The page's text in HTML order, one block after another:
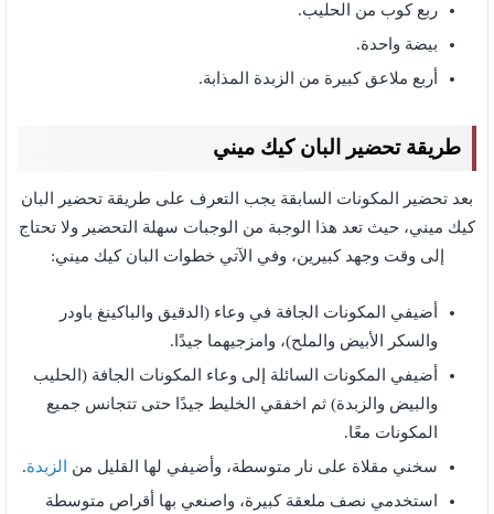
ربع كوب من الحليب.
بيضة واحدة.
أربع ملاعق كبيرة من الزبدة المذابة.
طريقة تحضير البان كيك ميني
بعد تحضير المكونات السابقة يجب التعرف على طريقة تحضير البان
كيك ميني، حيث تعد هذا الوجبة من الوجبات سهلة التحضير ولا تحتاج
إلى وقت وجهد كبيرين، وفي الآتي خطوات البان كيك ميني:
أضيفي المكونات الجافة في وعاء (الدقيق والباكينغ باودر
والسكر الأبيض والملح)، وامزجيهما جيدًا.
أضيفي المكونات السائلة إلى وعاء المكونات الجافة (الحليب
والبيض والزبدة) ثم اخفقي الخليط جيدًا حتى تتجانس جميع
المكونات معًا.
سخني مقلاة على نار متوسطة، وأضيفي لها القليل من
الزبدة.
استخدمي نصف ملعقة كبيرة، واصنعي بها أقراص متوسطة